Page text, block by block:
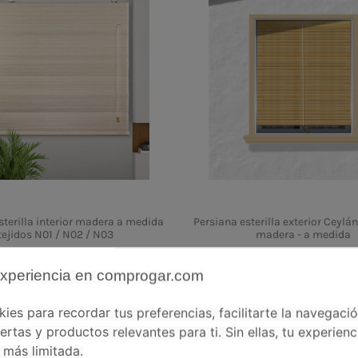
interior madera a medida
N01 / N02 / N03
38,19 €76,38 €
Persiana esterilla exterior
madera - a medida
en comprogar.com
para recordar tus preferencias, facilitarte la
y productos relevantes para ti. Sin ellas, tu
limitada.